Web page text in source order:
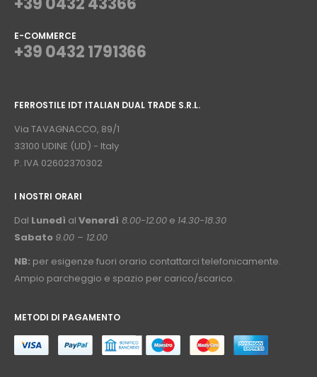
E-COMMERCE
+39 0432 1791366
FERROSTILE IDT ITALIAN DUAL TRADE S.R.L.
Via TAVAGNACCO, 89/1
33100 UDINE (UD) - Italy
P. IVA 02602370302
I NOSTRI ORARI
Dal Lunedì al Venerdì 8.00-12.00 e 14.30-18.30
Sabato 9.00 – 12.00
NB: per esigenze fuori orario contattarci telefonicamente.
Ampio parcheggio e spazio per carico/scarico.
METODI DI PAGAMENTO